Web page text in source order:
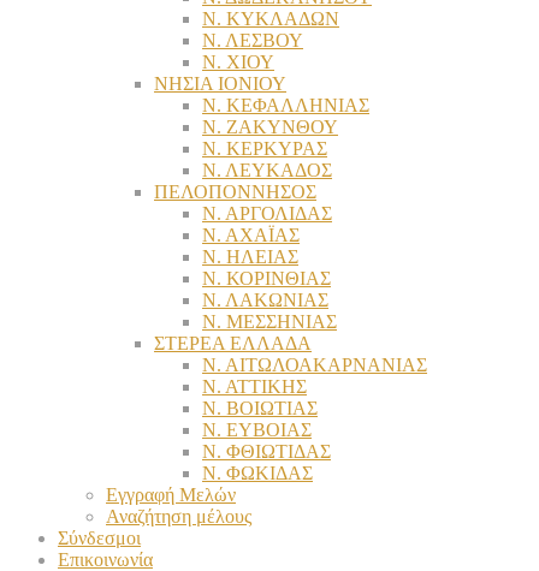
Ν. ΚΥΚΛΑΔΩΝ
Ν. ΛΕΣΒΟΥ
Ν. ΧΙΟΥ
ΝΗΣΙΑ ΙΟΝΙΟΥ
Ν. ΚΕΦΑΛΛΗΝΙΑΣ
Ν. ΖΑΚΥΝΘΟΥ
Ν. ΚΕΡΚΥΡΑΣ
Ν. ΛΕΥΚΑΔΟΣ
ΠΕΛΟΠΟΝΝΗΣΟΣ
Ν. ΑΡΓΟΛΙΔΑΣ
Ν. ΑΧΑΪΑΣ
Ν. ΗΛΕΙΑΣ
Ν. ΚΟΡΙΝΘΙΑΣ
Ν. ΛΑΚΩΝΙΑΣ
Ν. ΜΕΣΣΗΝΙΑΣ
ΣΤΕΡΕΑ ΕΛΛΑΔΑ
Ν. ΑΙΤΩΛΟΑΚΑΡΝΑΝΙΑΣ
Ν. ΑΤΤΙΚΗΣ
Ν. ΒΟΙΩΤΙΑΣ
Ν. ΕΥΒΟΙΑΣ
Ν. ΦΘΙΩΤΙΔΑΣ
Ν. ΦΩΚΙΔΑΣ
Εγγραφή Μελών
Αναζήτηση μέλους
Σύνδεσμοι
Επικοινωνία